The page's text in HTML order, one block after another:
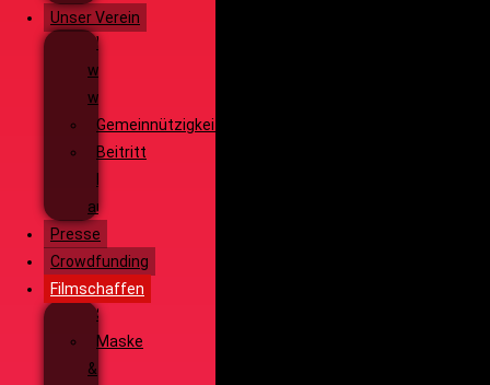
Unser Verein
Wieso,
weshalb,
warum?!
Gemeinnützigkeit
Beitritt
Filmausrüstung
ausleihen
Presse
Crowdfunding
Filmschaffen
Schauspiel
Maske
&